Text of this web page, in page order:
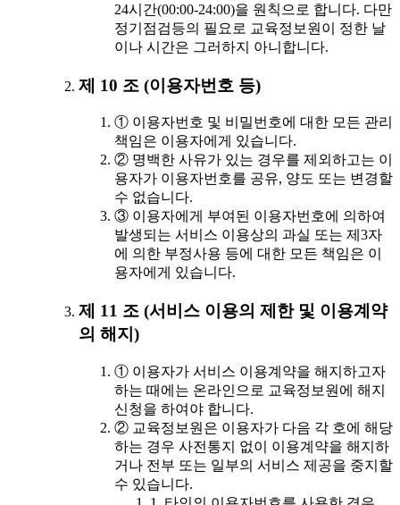
24시간(00:00-24:00)을 원칙으로 합니다. 다만
정기점검등의 필요로 교육정보원이 정한 날
이나 시간은 그러하지 아니합니다.
제 10 조 (이용자번호 등)
① 이용자번호 및 비밀번호에 대한 모든 관리
책임은 이용자에게 있습니다.
② 명백한 사유가 있는 경우를 제외하고는 이
용자가 이용자번호를 공유, 양도 또는 변경할
수 없습니다.
③ 이용자에게 부여된 이용자번호에 의하여
발생되는 서비스 이용상의 과실 또는 제3자
에 의한 부정사용 등에 대한 모든 책임은 이
용자에게 있습니다.
제 11 조 (서비스 이용의 제한 및 이용계약
의 해지)
① 이용자가 서비스 이용계약을 해지하고자
하는 때에는 온라인으로 교육정보원에 해지
신청을 하여야 합니다.
② 교육정보원은 이용자가 다음 각 호에 해당
하는 경우 사전통지 없이 이용계약을 해지하
거나 전부 또는 일부의 서비스 제공을 중지할
수 있습니다.